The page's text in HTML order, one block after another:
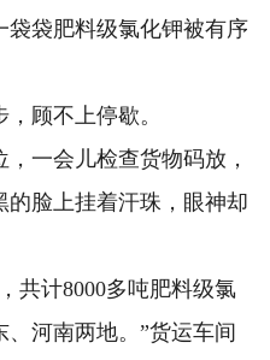
袋袋肥料级氯化钾被有序
顾不上停歇。
一会儿检查货物码放，
脸上挂着汗珠，眼神却
计8000多吨肥料级氯
河南两地。”货运车间